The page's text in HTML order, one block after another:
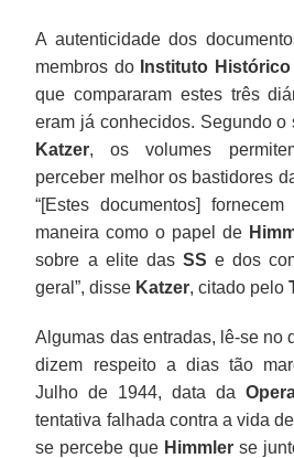
A autenticidade dos
membros do Instituto
que compararam estes três
eram já conhecidos. Segundo o
Katzer, os volumes
perceber melhor os bastidores
“[Estes documentos]
maneira como o papel de
sobre a elite das SS e dos
geral”, disse Katzer, citado pelo
Algumas das entradas, lê-se no
dizem respeito a dias tão
Julho de 1944, data da
tentativa falhada contra a vida de
se percebe que Himmler se